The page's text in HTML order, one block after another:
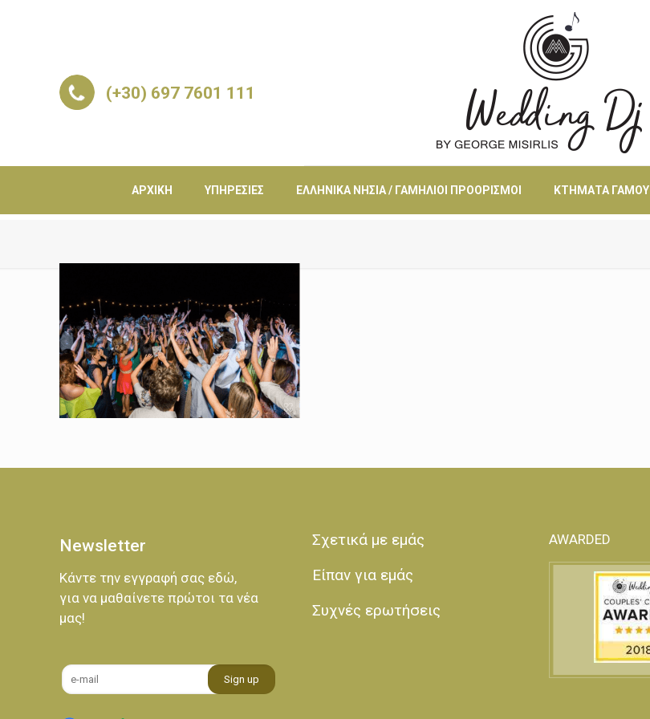
(+30) 697 7601 111
ΑΡΧΙΚΉ ΥΠΗΡΕΣΊΕΣ ΕΛΛΗΝΙΚΆ ΝΗΣΙΆ / ΓΑΜΉΛΙΟΙ ΠΡΟΟΡΙΣΜΟΊ ΚΤΉΜΑΤΑ ΓΆΜΟΥ
Newsletter
Κάντε την εγγραφή σας εδώ,
για να μαθαίνετε πρώτοι τα νέα
μας!
Σχετικά με εμάς
Είπαν για εμάς
Συχνές ερωτήσεις
AWARDED